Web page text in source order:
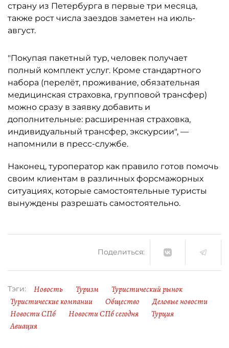
страну из Петербурга в первые три месяца,
также рост числа заездов заметен на июль-
август.
"Покупая пакетный тур, человек получает
полный комплект услуг. Кроме стандартного
набора (перелёт, проживание, обязательная
медицинская страховка, групповой трансфер)
можно сразу в заявку добавить и
дополнительные: расширенная страховка,
индивидуальный трансфер, экскурсии", —
напомнили в пресс-службе.
Наконец, туроператор как правило готов помочь
своим клиентам в различных форсмажорных
ситуациях, которые самостоятельные туристы
вынуждены разрешать самостоятельно.
Поделиться:
Тэги: Новость Туризм
Туристический рынок
Туристические компании
Общество
Деловые новости
Новости СПб
Новости СПб сегодня
Турция
Авиация